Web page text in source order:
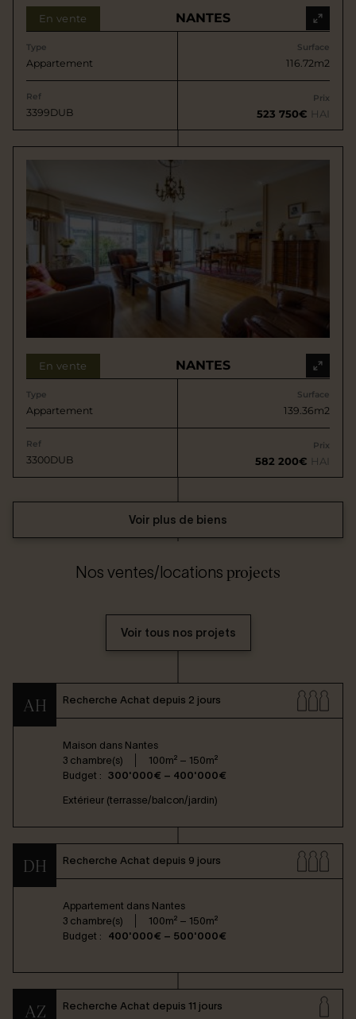
En vente NANTES
Type
Appartement
Surface
116.72m2
Ref
3399DUB
Prix
523 750€ HAI
En vente NANTES
Type
Appartement
Surface
139.36m2
Ref
3300DUB
Prix
582 200€ HAI
Voir plus de biens
Nos ventes/locations projects
Voir tous nos projets
AH Recherche Achat depuis 2 jours
Maison dans Nantes
3 chambre(s)
100m² – 150m²
Budget :
300'000€ – 400'000€
Extérieur (terrasse/balcon/jardin)
DH Recherche Achat depuis 9 jours
Appartement dans Nantes
3 chambre(s)
100m² – 150m²
Budget :
400'000€ – 500'000€
AZ Recherche Achat depuis 11 jours